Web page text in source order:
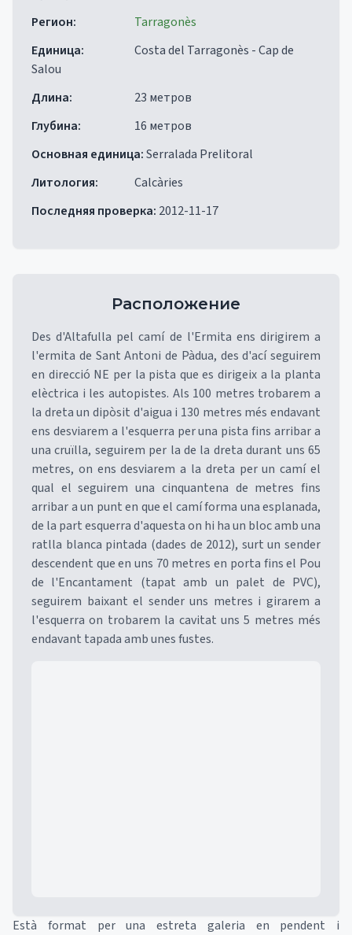
Регион:
Tarragonès
Единица:
Costa del Tarragonès - Cap de
Salou
Длина:
23 метров
Глубина:
16 метров
Основная единица:Serralada Prelitoral
Литология:
Calcàries
Последняя проверка: 2012-11-17
Расположение
Des d'Altafulla pel camí de l'Ermita ens dirigirem a
l'ermita de Sant Antoni de Pàdua, des d'ací seguirem
en direcció NE per la pista que es dirigeix a la planta
elèctrica i les autopistes. Als 100 metres trobarem a
la dreta un dipòsit d'aigua i 130 metres més endavant
ens desviarem a l'esquerra per una pista fins arribar a
una cruïlla, seguirem per la de la dreta durant uns 65
metres, on ens desviarem a la dreta per un camí el
qual el seguirem una cinquantena de metres fins
arribar a un punt en que el camí forma una esplanada,
de la part esquerra d'aquesta on hi ha un bloc amb una
ratlla blanca pintada (dades de 2012), surt un sender
descendent que en uns 70 metres en porta fins el Pou
de l'Encantament (tapat amb un palet de PVC),
seguirem baixant el sender uns metres i girarem a
l'esquerra on trobarem la cavitat uns 5 metres més
endavant tapada amb unes fustes.
Està format per una estreta galeria en pendent i